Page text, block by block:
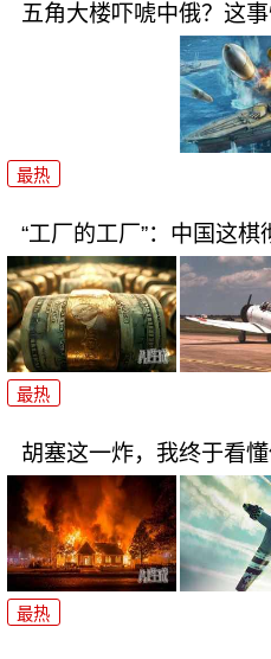
五角大楼吓唬中俄？这
最热
“工厂的工厂”：中国这
最热
胡塞这一炸，我终于看
最热